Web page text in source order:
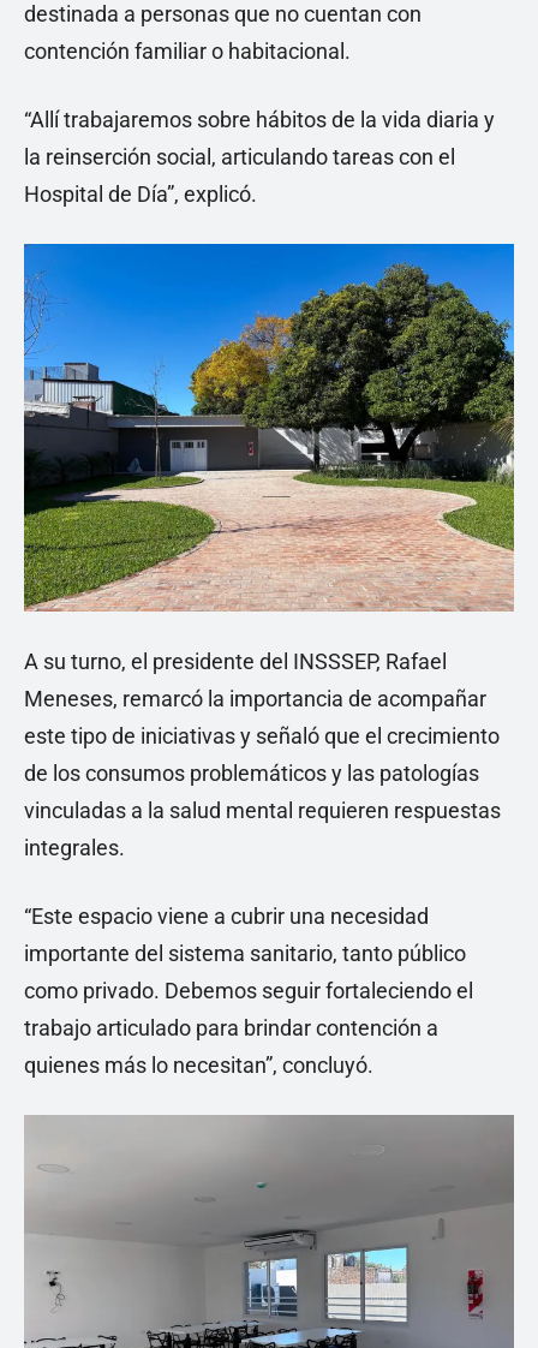
destinada a personas que no cuentan con
contención familiar o habitacional.
“Allí trabajaremos sobre hábitos de la vida diaria y
la reinserción social, articulando tareas con el
Hospital de Día”, explicó.
A su turno, el presidente del INSSSEP, Rafael
Meneses, remarcó la importancia de acompañar
este tipo de iniciativas y señaló que el crecimiento
de los consumos problemáticos y las patologías
vinculadas a la salud mental requieren respuestas
integrales.
“Este espacio viene a cubrir una necesidad
importante del sistema sanitario, tanto público
como privado. Debemos seguir fortaleciendo el
trabajo articulado para brindar contención a
quienes más lo necesitan”, concluyó.